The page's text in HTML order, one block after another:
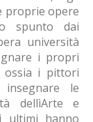
proprie opere
spunto dai
università
i propri
ossia i pittori
insegnare le
dellìArte e
ultimi hanno